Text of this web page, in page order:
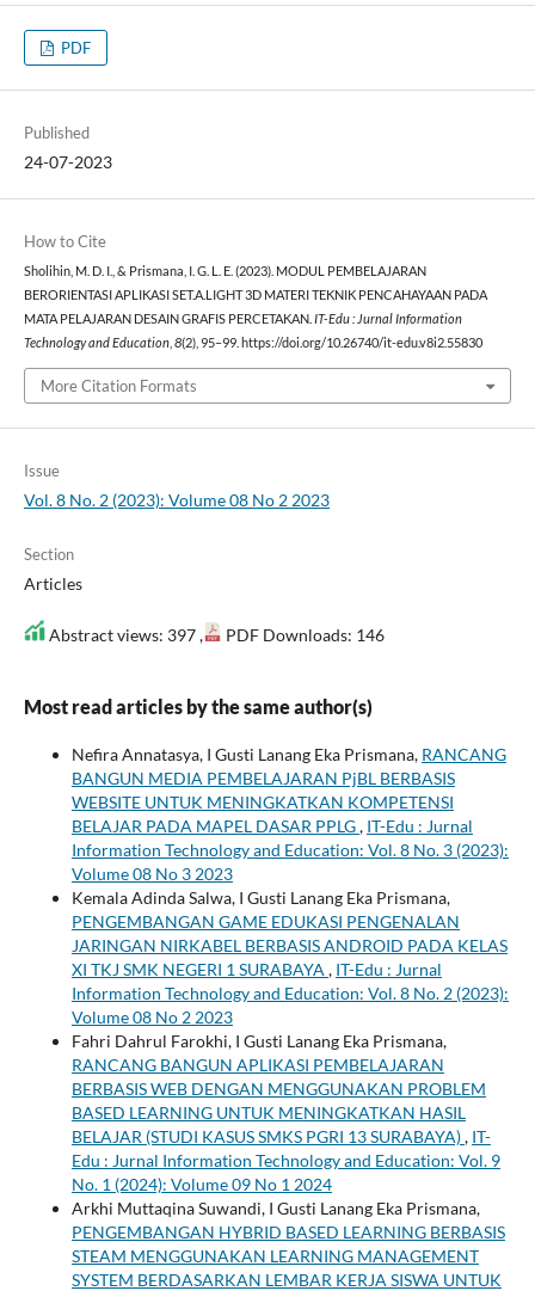
PDF
Published
24-07-2023
How to Cite
Sholihin, M. D. I., & Prismana, I. G. L. E. (2023). MODUL PEMBELAJARAN
BERORIENTASI APLIKASI SET.A.LIGHT 3D MATERI TEKNIK PENCAHAYAAN PADA
MATA PELAJARAN DESAIN GRAFIS PERCETAKAN. IT-Edu : Jurnal Information
Technology and Education, 8(2), 95–99. https://doi.org/10.26740/it-edu.v8i2.55830
More Citation Formats
Issue
Vol. 8 No. 2 (2023): Volume 08 No 2 2023
Section
Articles
Abstract views: 397 , PDF Downloads: 146
Most read articles by the same author(s)
Nefira Annatasya, I Gusti Lanang Eka Prismana, RANCANG
BANGUN MEDIA PEMBELAJARAN PjBL BERBASIS
WEBSITE UNTUK MENINGKATKAN KOMPETENSI
BELAJAR PADA MAPEL DASAR PPLG, IT-Edu : Jurnal
Information Technology and Education: Vol. 8 No. 3 (2023):
Volume 08 No 3 2023
Kemala Adinda Salwa, I Gusti Lanang Eka Prismana,
PENGEMBANGAN GAME EDUKASI PENGENALAN
JARINGAN NIRKABEL BERBASIS ANDROID PADA KELAS
XI TKJ SMK NEGERI 1 SURABAYA , IT-Edu : Jurnal
Information Technology and Education: Vol. 8 No. 2 (2023):
Volume 08 No 2 2023
Fahri Dahrul Farokhi, I Gusti Lanang Eka Prismana,
RANCANG BANGUN APLIKASI PEMBELAJARAN
BERBASIS WEB DENGAN MENGGUNAKAN PROBLEM
BASED LEARNING UNTUK MENINGKATKAN HASIL
BELAJAR (STUDI KASUS SMKS PGRI 13 SURABAYA), IT-
Edu : Jurnal Information Technology and Education: Vol. 9
No. 1 (2024): Volume 09 No 1 2024
Arkhi Muttaqina Suwandi, I Gusti Lanang Eka Prismana,
PENGEMBANGAN HYBRID BASED LEARNING BERBASIS
STEAM MENGGUNAKAN LEARNING MANAGEMENT
SYSTEM BERDASARKAN LEMBAR KERJA SISWA UNTUK